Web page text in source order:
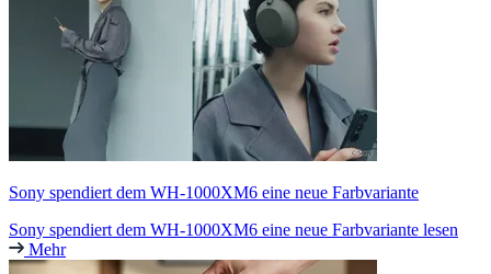
Sony spendiert dem WH-1000XM6 eine neue Farbvariante
Sony spendiert dem WH-1000XM6 eine neue Farbvariante lesen
Mehr